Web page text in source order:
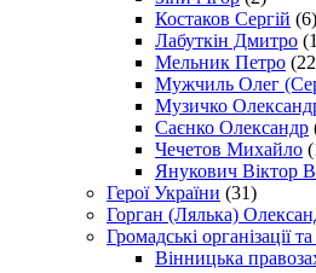
Костаков Сергій (6)
Лабуткін Дмитро
Мельник Петро
Мужчиль Олег
Музичко
Саєнко Олександр
Чечетов Михайло
Янукович Віктор
Герої України (31)
Горган (Лялька)
Громадські організації
Вінницька